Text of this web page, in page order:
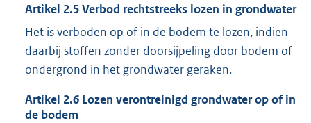
Artikel 2.5Verbod rechtstreeks lozen in grondwater
Het is verboden op of in de bodem te lozen, indien
daarbij stoffen zonder doorsijpeling door bodem of
ondergrond in het grondwater geraken.
Artikel 2.6 Lozen verontreinigd grondwater op of in
de bodem